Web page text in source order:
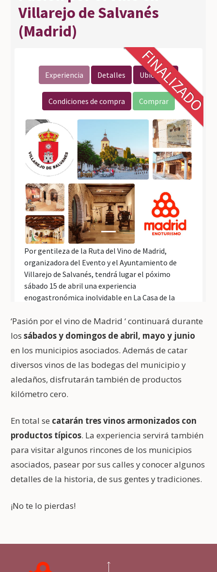
‘Pasión por el vino de Madrid ‘ continuará durante
lossábados y domingos de abril, mayo y junio
en los municipios asociados. Además de catar
diversos vinos de las bodegas del municipio y
aledaños, disfrutarán también de productos
kilómetro cero.
En total se catarán tres vinos armonizados con
productos típicos. La experiencia servirá también
para visitar algunos rincones de los municipios
asociados, pasear por sus calles y conocer algunos
detalles de la historia, de sus gentes y tradiciones.
¡No te lo pierdas!